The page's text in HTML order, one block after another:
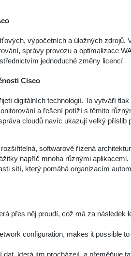
výpočetních a úložných zdrojů.
správy provozu a optimalizace
jednoduché změny licencí
Cisco
digitálních technologií. To vytváří
a řešení potíží s těmito
cloudů navíc ukazují velký příslib
softwarově řízená
napříč mnoha různými
sítí, který pomáhá organizacím
přes něj proudí, což má za následek
configuration, makes it possible
která jím procházejí, a přeměňuje